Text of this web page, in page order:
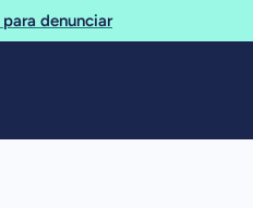
denunciar